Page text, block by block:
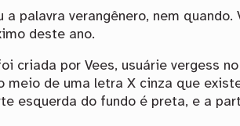
a palavra verangênero, nem
deste ano.
criada por Vees, usuárie vergess
meio de uma letra X cinza que
esquerda do fundo é preta, e a